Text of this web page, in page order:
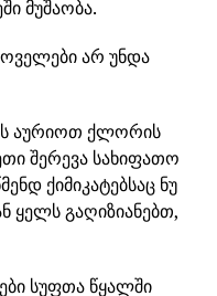
მუშაობა.
არ უნდა
აურიოთ ქლორის
შერევა სახიფათო
ქიმიკატებსაც ნუ
ყელს გაღიზიანებთ,
სუფთა წყალში